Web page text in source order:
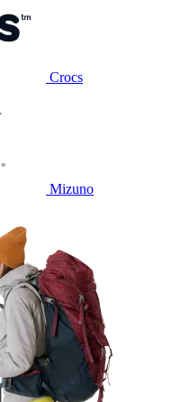
Crocs
Mizuno